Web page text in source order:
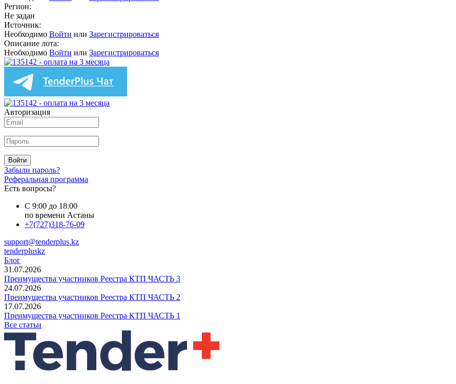
Регион:
Не задан
Источник:
Необходимо Войти или Зарегистрироваться
Описание лота:
Необходимо Войти или Зарегистрироваться
Авторизация
Войти
Забыли пароль?
Реферальная программа
Есть вопросы?
С 9:00 до 18:00
по времени Астаны
+7(727)318-76-09
support@tenderplus.kz
tenderpluskz
Блог
31.07.2026
Преимущества участников Реестра КТП ЧАСТЬ 3
24.07.2026
Преимущества участников Реестра КТП ЧАСТЬ 2
17.07.2026
Преимущества участников Реестра КТП ЧАСТЬ 1
Все статьи